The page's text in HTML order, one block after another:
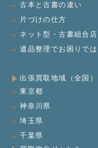
古本と古書の違い
片づけの仕方
ネット型・古書組合
遺品整理でお困りでは
出張買取地域（全国）
東京都
神奈川県
埼玉県
千葉県